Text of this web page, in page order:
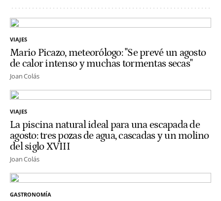
VIAJES
Mario Picazo, meteorólogo: "Se prevé un agosto
de calor intenso y muchas tormentas secas"
Joan Colás
VIAJES
La piscina natural ideal para una escapada de
agosto: tres pozas de agua, cascadas y un molino
del siglo XVIII
Joan Colás
GASTRONOMÍA